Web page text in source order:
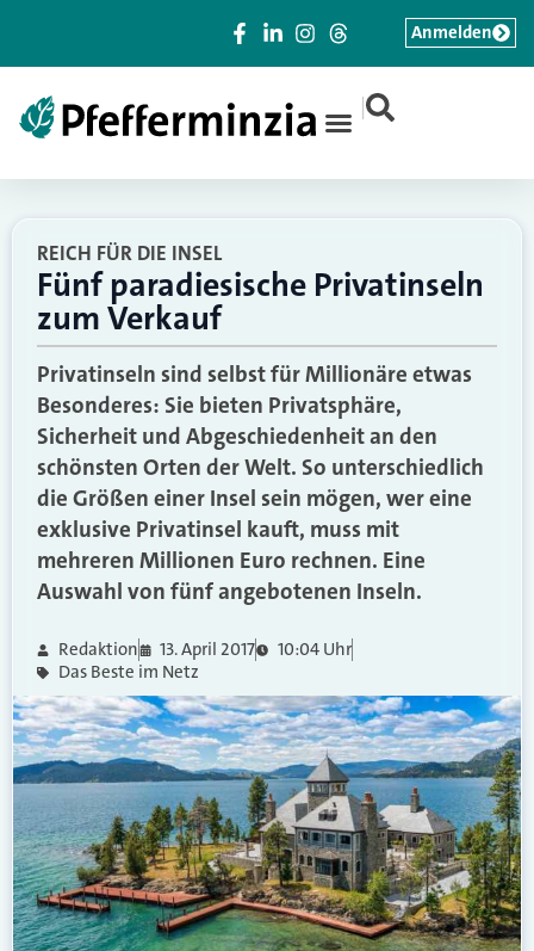
|
Anmelden
REICH FÜR DIE INSEL
Fünf paradiesische Privatinseln
zum Verkauf
Privatinseln sind selbst für Millionäre etwas
Besonderes: Sie bieten Privatsphäre,
Sicherheit und Abgeschiedenheit an den
schönsten Orten der Welt. So unterschiedlich
die Größen einer Insel sein mögen, wer eine
exklusive Privatinsel kauft, muss mit
mehreren Millionen Euro rechnen. Eine
Auswahl von fünf angebotenen Inseln.
Redaktion 13. April 2017
10:04 Uhr
Das Beste im Netz